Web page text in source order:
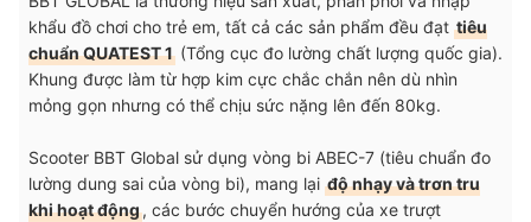
khẩu đồ chơi cho trẻ em, tất cả các sản phẩm đều đạt tiêu
chuẩn QUATEST 1 (Tổng cục đo lường chất lượng quốc gia).
Khung được làm từ hợp kim cực chắc chắn nên dù nhìn
mỏng gọn nhưng có thể chịu sức nặng lên đến 80kg.
Scooter BBT Global sử dụng vòng bi ABEC-7 (tiêu chuẩn đo
lường dung sai của vòng bi), mang lại độ nhạy và trơn tru
khi hoạt động, các bước chuyển hướng của xe trượt